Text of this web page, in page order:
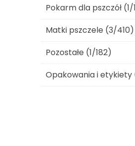
Pokarm dla pszczół (1/
Matki pszczele (3/410)
Pozostałe (1/182)
Opakowania i